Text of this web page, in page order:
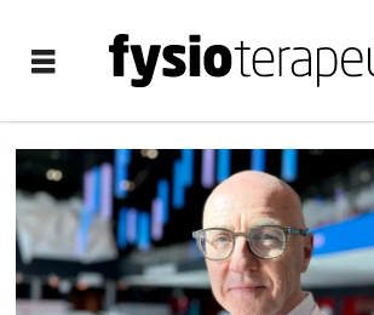
Tag:
budsjett